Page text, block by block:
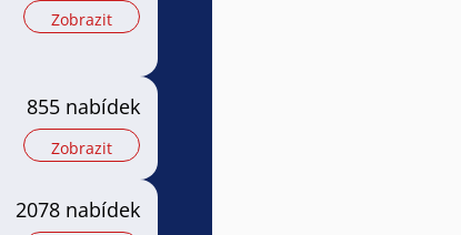
Zobrazit
855 nabídek
Zobrazit
2078 nabídek